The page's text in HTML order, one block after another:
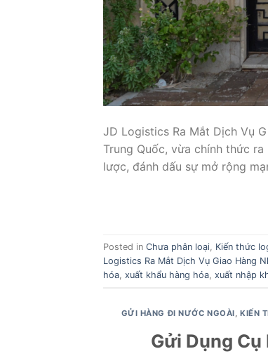
JD Logistics Ra Mắt Dịch Vụ
Trung Quốc, vừa chính thức
lược, đánh dấu sự mở rộng
Posted in Chưa phân loại Kiến thức
Logistics Ra Mắt Dịch Vụ Giao Hàng
hóa xuất khẩu hàng hóa xuất nhập
GỬI HÀNG ĐI NƯỚC NGOÀI, KIẾN
Gửi Dụng Cụ